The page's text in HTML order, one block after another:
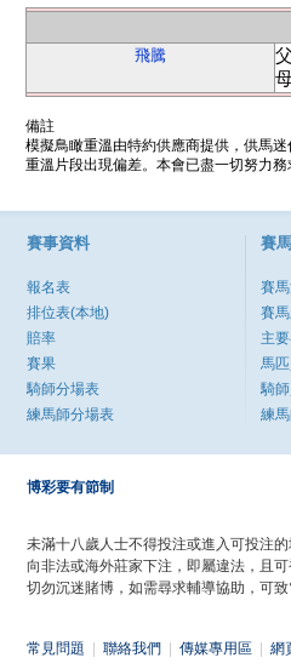
飛騰
備註
模擬鳥瞰重溫由特約供應商提供，供馬
重溫片段出現偏差。本會已盡一切努力
賽事資料
報名表
排位表(本地)
賠率
賽果
騎師分場表
練馬師分場表
賽
賽
賽
主
馬
騎
練
博彩要有節制
未滿十八歲人士不得投注或進入可投注的
向非法或海外莊家下注，即屬違法，且可
切勿沉迷賭博，如需尋求輔導協助，可
常見問題 聯絡我們 傳媒專用區 網